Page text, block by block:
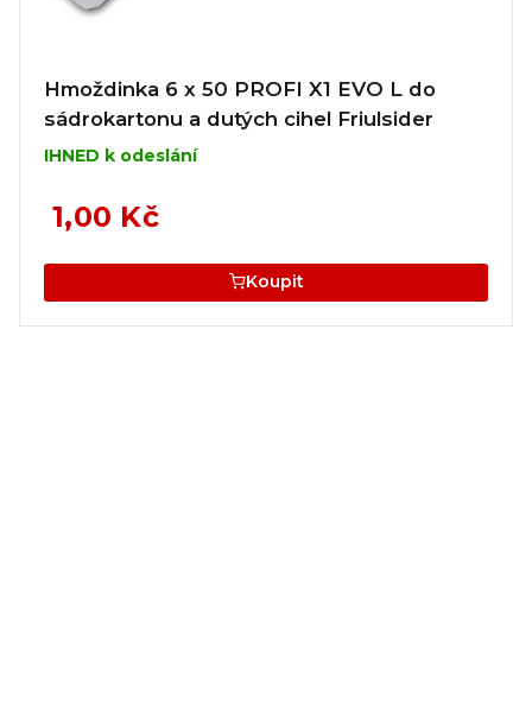
Hmoždinka 6 x 50 PROFI X1 EVO L do
sádrokartonu a dutých cihel Friulsider
IHNED k odeslání
1,00 Kč
Koupit